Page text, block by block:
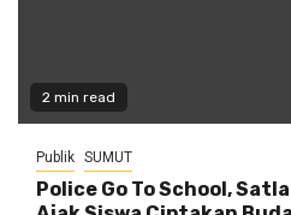
2 min read
Publik SUMUT
Police Go To School,